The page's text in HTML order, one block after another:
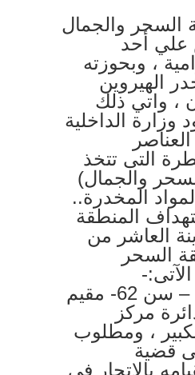
والجمال
علي أحد
، وبحوزته
الهيروين
، واتي ذلك
وزارة الداخلية
التى تتخذ
والجمال)
المخدرة..
المنطقة
العاشر من
السحر
ضبط ( عاطل – سن 62- مقيم
مركز
، ومطلوب
قضية
بالإتجار فى